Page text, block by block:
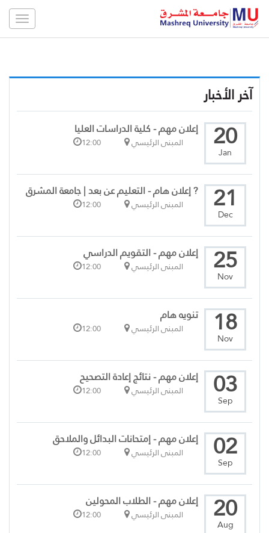
آخر الأخبار
20
Jan
إعلان مهم - كلية الدراسات العليا
المبنى الرئيسي 12:00
21
Dec
? إعلان هام - التعليم عن بعد | جامعة المشرق
المبنى الرئيسي 12:00
25
Nov
إعلان مهم - التقويم الدراسي
المبنى الرئيسي 12:00
18
Nov
تنويه هام
المبنى الرئيسي 12:00
03
Sep
إعلان مهم - نتائج إعادة التصحيح
المبنى الرئيسي 12:00
02
Sep
إعلان مهم - إمتحانات البدائل والملاحق
المبنى الرئيسي 12:00
20
Aug
إعلان مهم - الطلاب المحولين
المبنى الرئيسي 12:00